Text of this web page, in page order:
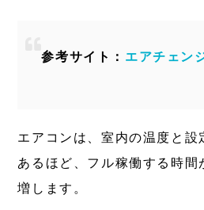
参考サイト： エアチェン
エアコンは、室内の温度と設
あるほど、フル稼働する時間
増します。